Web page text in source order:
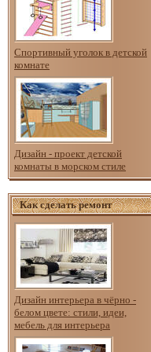
Спортивный уголок в детской
комнате
Дизайн - проект детской
комнаты в морском стиле
Как сделать ремонт
Дизайн интерьера в чёрно -
белом цвете: стили, идеи,
мебель для интерьера